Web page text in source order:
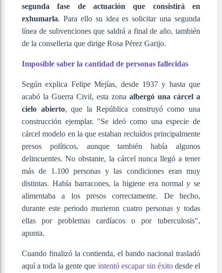
segunda fase de actuación que consistirá en
exhumarla. Para ello su idea es solicitar una segunda
línea de subvenciones que saldrá a final de año, también
de la conselleria que dirige Rosa Pérez Garijo.
Imposible saber la cantidad de personas fallecidas
Según explica Felipe Mejías, desde 1937 y hasta que
acabó la Guerra Civil, esta zona albergó una cárcel a
cielo abierto, que la República construyó como una
construcción ejemplar. "Se ideó como una especie de
cárcel modelo en la que estaban recluídos principalmente
presos políticos, aunque también había algunos
delincuentes. No obstante, la cárcel nunca llegó a tener
más de 1.100 personas y las condiciones eran muy
distintas. Había barracones, la higiene era normal y se
alimentaba a los presos correctamente. De hecho,
durante este periodo murieron cuatro personas y todas
ellas por problemas cardíacos o por tuberculosis",
apunta.
Cuando finalizó la contienda, el bando nacional trasladó
aquí a toda la gente que intentó escapar sin éxitodesde el